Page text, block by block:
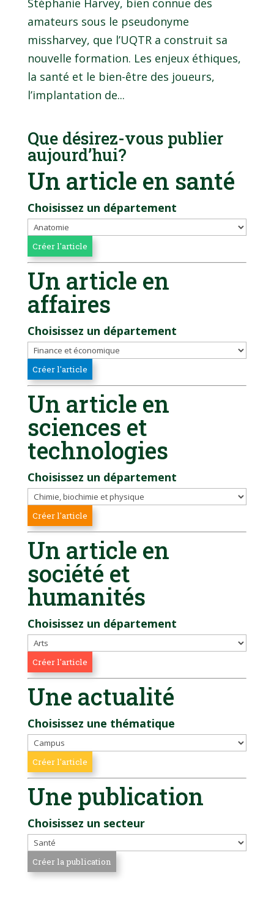
Stéphanie Harvey, bien connue des
amateurs sous le pseudonyme
missharvey, que l’UQTR a construit sa
nouvelle formation. Les enjeux éthiques,
la santé et le bien-être des joueurs,
l’implantation de...
Que désirez-vous publier
aujourd’hui?
Un article en santé
Choisissez un département
Un article en
affaires
Choisissez un département
Un article en
sciences et
technologies
Choisissez un département
Un article en
société et
humanités
Choisissez un département
Une actualité
Choisissez une thématique
Une publication
Choisissez un secteur